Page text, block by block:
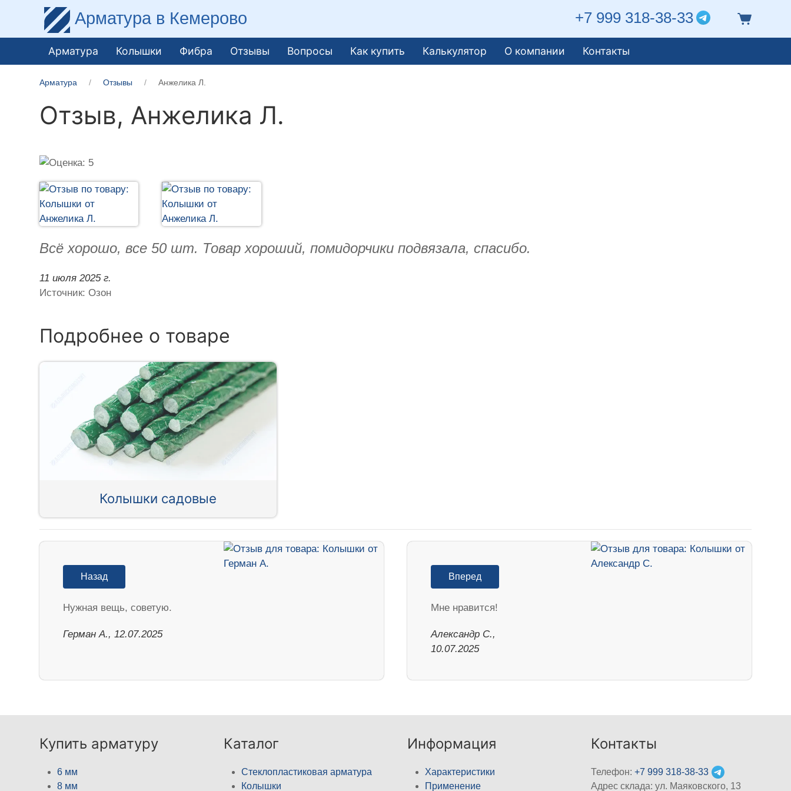
Арматура в Кемерово +7 999 318-38-33
Арматура Колышки Фибра Отзывы Вопросы Как купить Калькулятор О компании Контакты
Арматура Отзывы Анжелика Л.
Отзыв, Анжелика Л.
Всё хорошо, все 50 шт. Товар хороший, помидорчики подвязала, спасибо.
11 июля 2025 г.
Источник: Озон
Подробнее о товаре
Колышки садовые
Назад
Нужная вещь, советую.
Герман А., 12.07.2025
Вперед
Мне нравится!
Александр С.,
10.07.2025
Купить арматуру
6 мм
8 мм
Каталог
Стеклопластиковая арматура
Колышки
Информация
Характеристики
Применение
Контакты
Телефон:+7 999 318-38-33
Адрес склада: ул. Маяковского, 13